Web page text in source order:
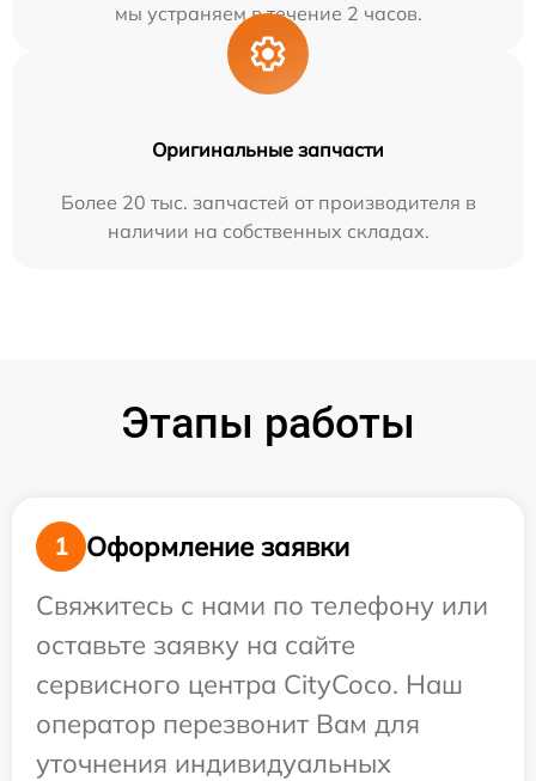
мы устраняем в течение 2 часов.
Оригинальные запчасти
Более 20 тыс. запчастей от производителя в
наличии на собственных складах.
Этапы работы
1
Оформление заявки
Свяжитесь с нами по телефону или
оставьте заявку на сайте
сервисного центра CityCoco. Наш
оператор перезвонит Вам для
уточнения индивидуальных